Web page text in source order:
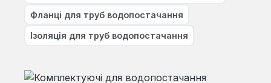
Фланці для труб водопостачання
Ізоляція для труб водопостачання